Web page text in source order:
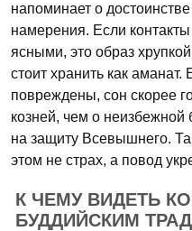
напоминает о
намерения. Если
ясными, это образ
стоит хранить как
повреждены, сон скорее
козней, чем о
на защиту Всевышнего.
этом не страх, а повод
К ЧЕМУ ВИДЕТЬ
БУДДИЙСКИМ